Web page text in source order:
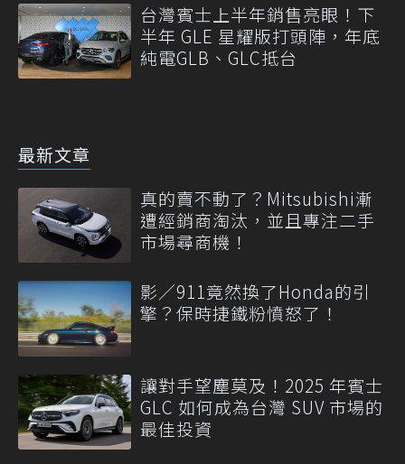
台灣賓士上半年銷售亮眼！下
半年 GLE 星耀版打頭陣，年底
純電GLB、GLC抵台
最新文章
真的賣不動了？Mitsubishi漸
遭經銷商淘汰，並且專注二手
市場尋商機！
影／911竟然換了Honda的引
擎？保時捷鐵粉憤怒了！
讓對手望塵莫及！2025 年賓士
GLC 如何成為台灣 SUV 市場的
最佳投資